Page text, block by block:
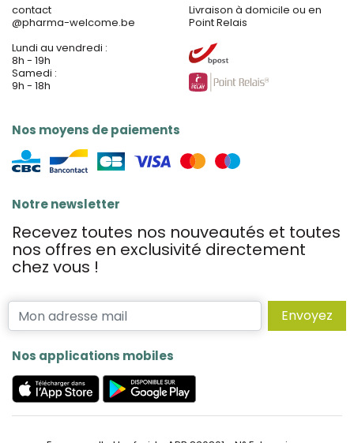
contact
@pharma-welcome.be
Lundi au vendredi :
8h - 19h
Samedi :
9h - 18h
Nos moyens de paiements
Livraison à domicile ou en
Point Relais
Notre newsletter
Recevez toutes nos nouveautés et toutes
nos offres en exclusivité directement
chez vous !
Envoyez
Nos applications mobiles